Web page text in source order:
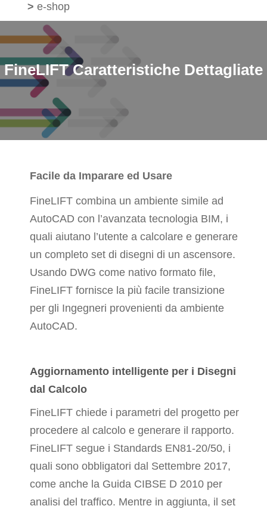
> e-shop
FineLIFTCaratteristiche Dettagliate
Facile da Imparare ed Usare
FineLIFT combina un ambiente simile ad
AutoCAD con l’avanzata tecnologia BIM, i
quali aiutano l’utente a calcolare e generare
un completo set di disegni di un ascensore.
Usando DWG come nativo formato file,
FineLIFT fornisce la più facile transizione
per gli Ingegneri provenienti da ambiente
AutoCAD.
Aggiornamento intelligente per i Disegni
dal Calcolo
FineLIFT chiede i parametri del progetto per
procedere al calcolo e generare il rapporto.
FineLIFT segue i Standards EN81-20/50, i
quali sono obbligatori dal Settembre 2017,
come anche la Guida CIBSE D 2010 per
analisi del traffico. Mentre in aggiunta, il set